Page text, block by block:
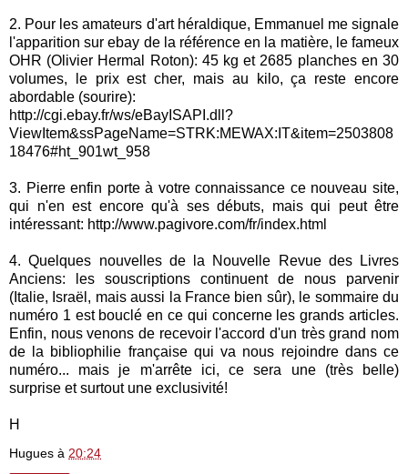
2. Pour les amateurs d'art héraldique, Emmanuel me signale
l'apparition sur ebay de la référence en la matière, le fameux
OHR (Olivier Hermal Roton): 45 kg et 2685 planches en 30
volumes, le prix est cher, mais au kilo, ça reste encore
abordable (sourire):
http://cgi.ebay.fr/ws/eBayISAPI.dll?
ViewItem&ssPageName=STRK:MEWAX:IT&item=2503808
18476#ht_901wt_958
3. Pierre enfin porte à votre connaissance ce nouveau site,
qui n'en est encore qu'à ses débuts, mais qui peut être
intéressant: http://www.pagivore.com/fr/index.html
4. Quelques nouvelles de la Nouvelle Revue des Livres
Anciens: les souscriptions continuent de nous parvenir
(Italie, Israël, mais aussi la France bien sûr), le sommaire du
numéro 1 est bouclé en ce qui concerne les grands articles.
Enfin, nous venons de recevoir l'accord d'un très grand nom
de la bibliophilie française qui va nous rejoindre dans ce
numéro... mais je m'arrête ici, ce sera une (très belle)
surprise et surtout une exclusivité!
H
Hugues à 20:24